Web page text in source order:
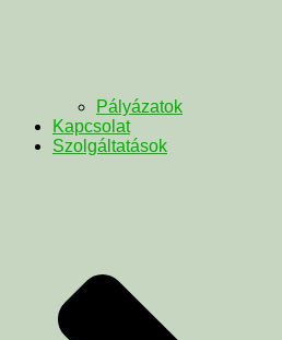
Pályázatok
Kapcsolat
Szolgáltatások